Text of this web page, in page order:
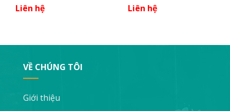
Liên hệ Liên hệ
VỀ CHÚNG TÔI
Giới thiệu